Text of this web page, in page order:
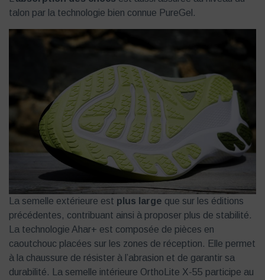
talon par la technologie bien connue PureGel.
La semelle extérieure est plus large que sur les éditions
précédentes, contribuant ainsi à proposer plus de stabilité.
La technologie Ahar+ est composée de pièces en
caoutchouc placées sur les zones de réception. Elle permet
à la chaussure de résister à l’abrasion et de garantir sa
durabilité. La semelle intérieure OrthoLite X-55 participe au